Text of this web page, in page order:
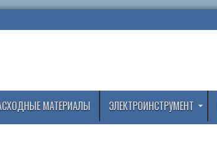
МАТЕРИАЛЫ ЭЛЕКТРОИНСТРУМЕНТ